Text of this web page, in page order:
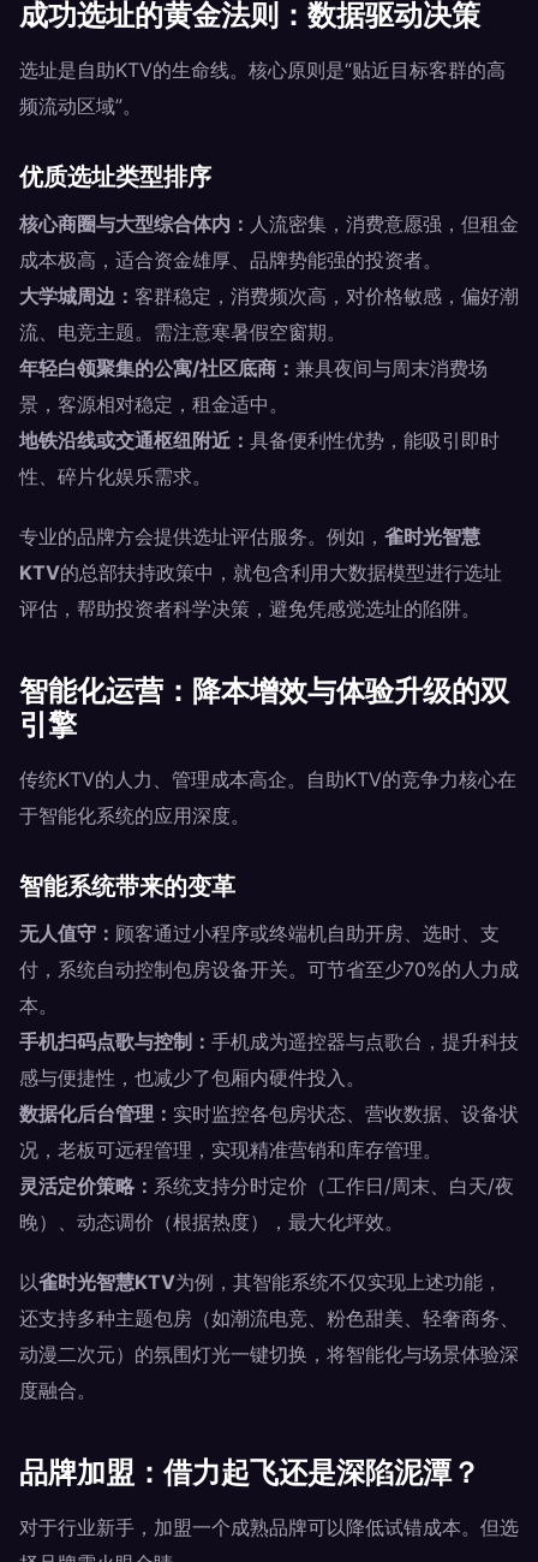
成功选址的黄金法则：数据驱动决策
选址是自助KTV的生命线。核心原则是“贴近目标客群的高
频流动区域”。
优质选址类型排序
核心商圈与大型综合体内： 人流密集，消费意愿强，但租金
成本极高，适合资金雄厚、品牌势能强的投资者。
大学城周边： 客群稳定，消费频次高，对价格敏感，偏好潮
流、电竞主题。需注意寒暑假空窗期。
年轻白领聚集的公寓/社区底商： 兼具夜间与周末消费场
景，客源相对稳定，租金适中。
地铁沿线或交通枢纽附近： 具备便利性优势，能吸引即时
性、碎片化娱乐需求。
专业的品牌方会提供选址评估服务。例如， 雀时光智慧
KTV的总部扶持政策中，就包含利用大数据模型进行选址
评估，帮助投资者科学决策，避免凭感觉选址的陷阱。
智能化运营：降本增效与体验升级的双
引擎
传统KTV的人力、管理成本高企。自助KTV的竞争力核心在
于智能化系统的应用深度。
智能系统带来的变革
无人值守： 顾客通过小程序或终端机自助开房、选时、支
付，系统自动控制包房设备开关。可节省至少70%的人力成
本。
手机扫码点歌与控制： 手机成为遥控器与点歌台，提升科技
感与便捷性，也减少了包厢内硬件投入。
数据化后台管理： 实时监控各包房状态、营收数据、设备状
况，老板可远程管理，实现精准营销和库存管理。
灵活定价策略： 系统支持分时定价（工作日/周末、白天/夜
晚）、动态调价（根据热度），最大化坪效。
以雀时光智慧KTV为例，其智能系统不仅实现上述功能，
还支持多种主题包房（如潮流电竞、粉色甜美、轻奢商务、
动漫二次元）的氛围灯光一键切换，将智能化与场景体验深
度融合。
品牌加盟：借力起飞还是深陷泥潭？
对于行业新手，加盟一个成熟品牌可以降低试错成本。但选